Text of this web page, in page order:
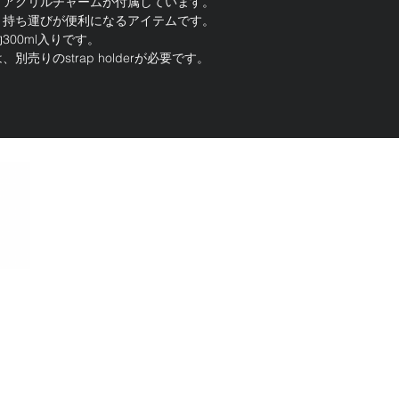
ち運びが便利になるアイテムです。
入りです。
別売りのstrap holderが必要です。